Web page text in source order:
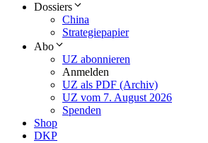
Dossiers
China
Strategiepapier
Abo
UZ abonnieren
Anmelden
UZ als PDF (Archiv)
UZ vom 7. August 2026
Spenden
Shop
DKP